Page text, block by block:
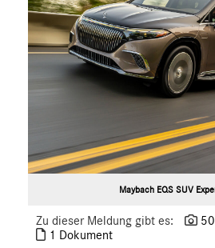
Maybach EQS SUV
Zu dieser Meldung gibt es:
1 Dokument